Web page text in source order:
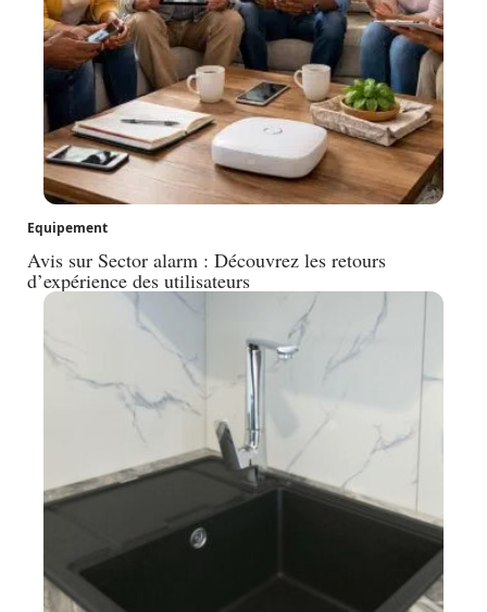
Equipement
Avis sur Sector alarm : Découvrez les retours
d’expérience des utilisateurs